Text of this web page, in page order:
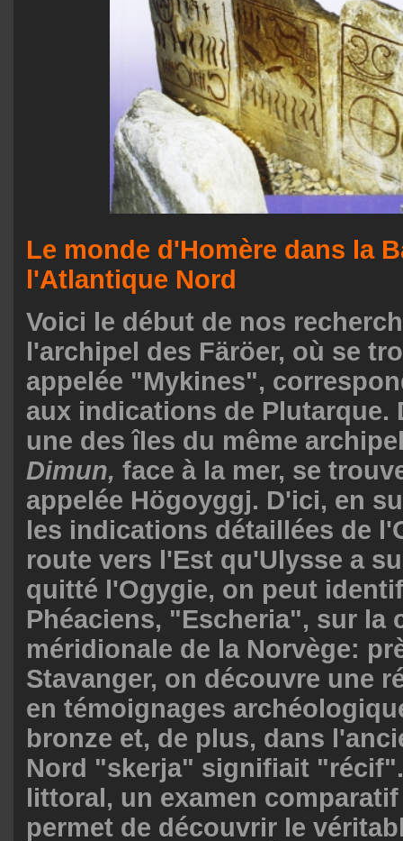
Le monde d'Homère dans la
l'Atlantique Nord
Voici le début de nos
l'archipel des Färöer, où se
appelée "Mykines",
aux indications de Plutarque.
une des îles du même
Dimun, face à la mer, se
appelée Högoyggj. D'ici, en
les indications détaillées de
route vers l'Est qu'Ulysse a
quitté l'Ogygie, on peut
Phéaciens, "Escheria", sur la
méridionale de la Norvège:
Stavanger, on découvre une
en témoignages
bronze et, de plus, dans
Nord "skerja" signifiait
littoral, un examen
permet de découvrir le